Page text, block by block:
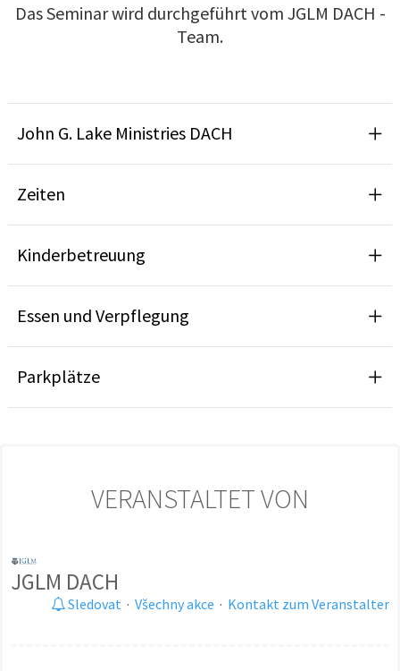
Das Seminar wird durchgeführt vom JGLM DACH -
Team.
John G. Lake Ministries DACH
Zeiten
Kinderbetreuung
Essen und Verpflegung
Parkplätze
VERANSTALTET VON
JGLM DACH
Sledovat · Všechny akce · Kontakt zum Veranstalter